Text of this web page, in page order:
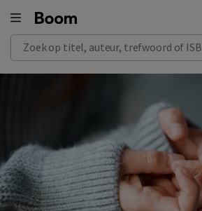
Zoek op titel, auteur, trefwoord of ISBN